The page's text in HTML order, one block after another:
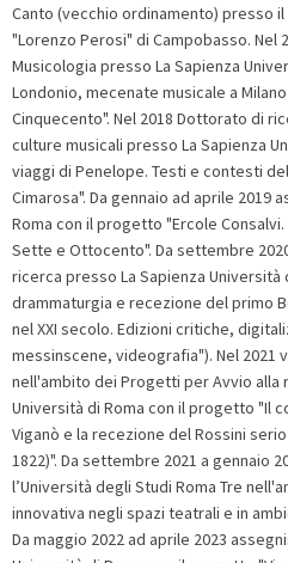
Canto (vecchio ordinamento) presso
"Lorenzo Perosi" di Campobasso. Nel
Musicologia presso La Sapienza
Londonio, mecenate musicale a
Cinquecento". Nel 2018 Dottorato di
culture musicali presso La Sapienza
viaggi di Penelope. Testi e contesti
Cimarosa". Da gennaio ad aprile 2019
Roma con il progetto "Ercole
Sette e Ottocento". Da settembre
ricerca presso La Sapienza
drammaturgia e recezione del primo
nel XXI secolo. Edizioni critiche,
messinscene, videografia"). Nel 2021
nell'ambito dei Progetti per Avvio alla
Università di Roma con il progetto "Il
Viganò e la recezione del Rossini
1822)". Da settembre 2021 a gennaio
l’Università degli Studi Roma Tre
innovativa negli spazi teatrali e in
Da maggio 2022 ad aprile 2023